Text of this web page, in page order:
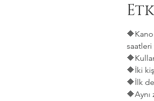
🔶İki
🔶İlk